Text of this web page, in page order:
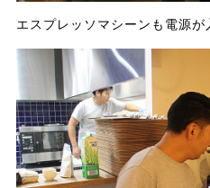
エスプレッソマシーンも電源が